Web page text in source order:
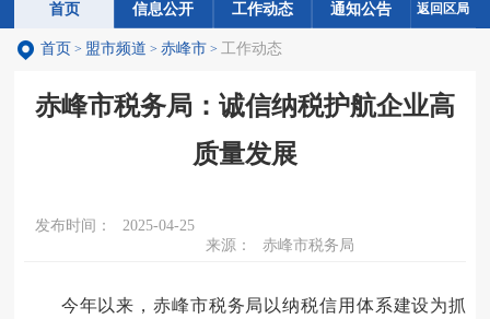
首页 信息公开 工作动态 通知公告
首页 信息公开 工作动态 通知公告 返回区局
首页 > 盟市频道 > 赤峰市> 工作动态
赤峰市税务局：诚信纳税护航企业高
质量发展
发布时间：
2025-04-25
来源：
赤峰市税务局
今年以来，赤峰市税务局 以纳税信用体系建设为抓